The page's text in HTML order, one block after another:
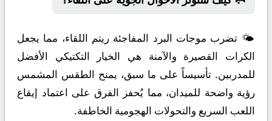
🌤️ تضرب موجات البرد المفاجئة ريتم اللقاء، مما يجعل
الكرات القصيرة والآمنة هي الخيار التكتيكي الأفضل
للمدربين. تأسيساً على ما سبق، يمنح الطقس المشمس
رؤية واضحة للميدان، مما يُحفز الفرق على اعتماد إيقاع
اللعب السريع والتحولات الهجومية الخاطفة.